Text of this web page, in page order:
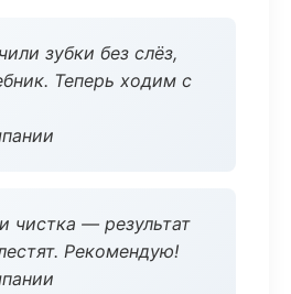
зубки без слёз,
Теперь ходим с
чистка — результат
Рекомендую!